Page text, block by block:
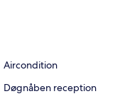
Aircondition
Døgnåben reception